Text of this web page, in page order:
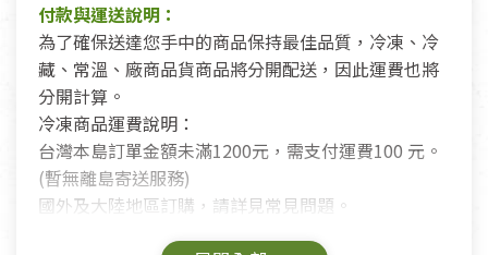
付款與運送說明：
為了確保送達您手中的商品保持最佳品質，冷凍、冷
藏、常溫、廠商品貨商品將分開配送，因此運費也將
分開計算。
冷凍商品運費說明：
台灣本島訂單金額未滿1200元，需支付運費100 元。
(暫無離島寄送服務)
國外及大陸地區訂購，請詳見常見問題。